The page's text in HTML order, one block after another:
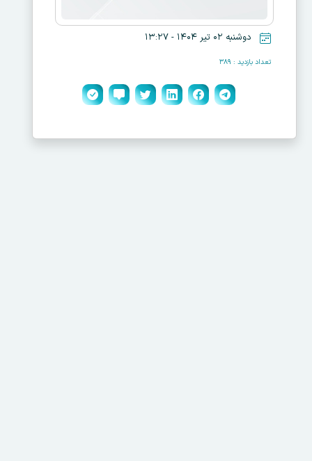
دوشنبه ۰۲ تیر ۱۴۰۴ - ۱۳:۲۷
تعداد بازدید : ۳۸۹